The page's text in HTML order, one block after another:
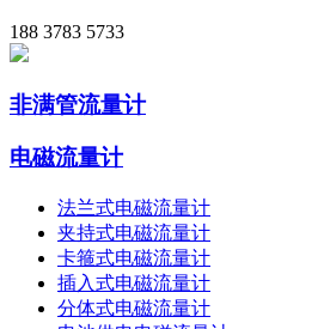
188 3783 5733
非满管流量计
电磁流量计
法兰式电磁流量计
夹持式电磁流量计
卡箍式电磁流量计
插入式电磁流量计
分体式电磁流量计